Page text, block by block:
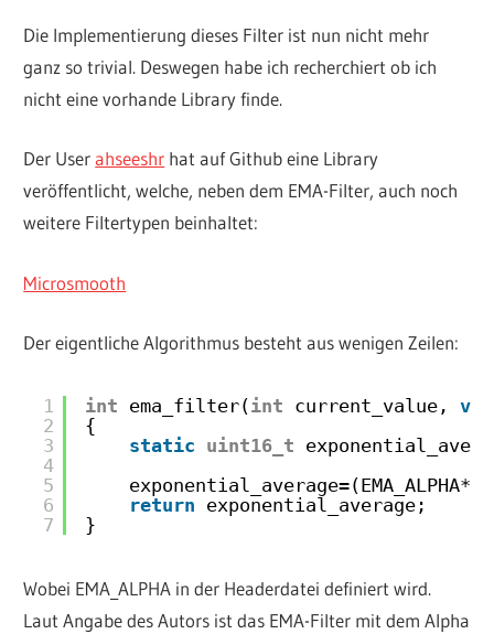
Die Implementierung dieses Filter ist nun nicht mehr
ganz so trivial. Deswegen habe ich recherchiert ob ich
nicht eine vorhande Library finde.
Der Userahseeshr hat auf Github eine Library
veröffentlicht, welche, neben dem EMA-Filter, auch noch
weitere Filtertypen beinhaltet:
Microsmooth
Der eigentliche Algorithmus besteht aus wenigen Zeilen:
1
2
3
4
5
6
7
int ema_filter(int current_value,
{
static uint16_t
exponential_average=(EMA_ALPHA*(
return exponential_average;
}
Wobei EMA_ALPHA in der Headerdatei definiert wird.
Laut Angabe des Autors ist das EMA-Filter mit dem Alpha